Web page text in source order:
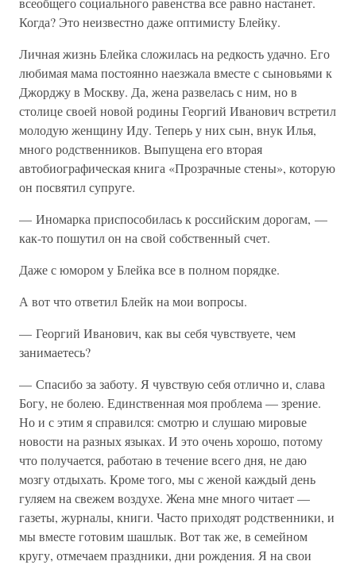
Когда? Это неизвестно даже оптимисту Блейку.
Личная жизнь Блейка сложилась на редкость удачно. Его
любимая мама постоянно наезжала вместе с сыновьями к
Джорджу в Москву. Да, жена развелась с ним, но в
столице своей новой родины Георгий Иванович встретил
молодую женщину Иду. Теперь у них сын, внук Илья,
много родственников. Выпущена его вторая
автобиографическая книга «Прозрачные стены», которую
он посвятил супруге.
— Иномарка приспособилась к российским дорогам, —
как-то пошутил он на свой собственный счет.
Даже с юмором у Блейка все в полном порядке.
А вот что ответил Блейк на мои вопросы.
— Георгий Иванович, как вы себя чувствуете, чем
занимаетесь?
— Спасибо за заботу. Я чувствую себя отлично и, слава
Богу, не болею. Единственная моя проблема — зрение.
Но и с этим я справился: смотрю и слушаю мировые
новости на разных языках. И это очень хорошо, потому
что получается, работаю в течение всего дня, не даю
мозгу отдыхать. Кроме того, мы с женой каждый день
гуляем на свежем воздухе. Жена мне много читает —
газеты, журналы, книги. Часто приходят родственники, и
мы вместе готовим шашлык. Вот так же, в семейном
кругу, отмечаем праздники, дни рождения. Я на свои